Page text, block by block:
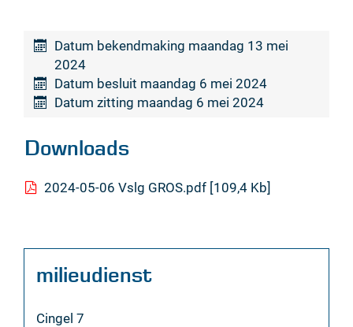
Datum bekendmaking maandag 13 mei
2024
Datum besluit maandag 6 mei 2024
Datum zitting maandag 6 mei 2024
Downloads
2024-05-06 Vslg GROS.pdf 109,4 Kb
Contact
milieudienst
Adres
Cingel 7